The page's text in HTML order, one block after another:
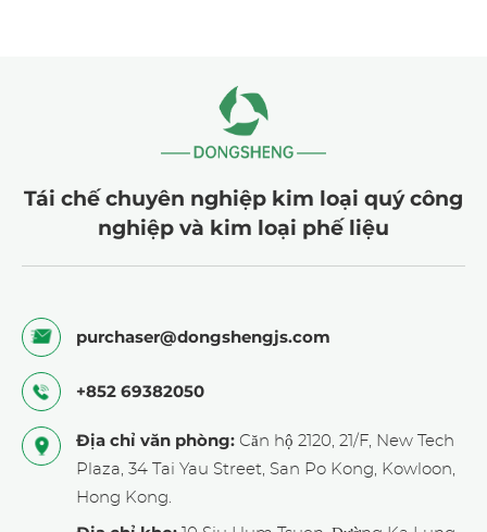
Tái chế chuyên nghiệp kim loại quý công
nghiệp và kim loại phế liệu
purchaser@dongshengjs.com
+852 69382050
Địa chỉ văn phòng: Căn hộ 2120, 21/F, New Tech
Plaza, 34 Tai Yau Street, San Po Kong, Kowloon,
Hong Kong.